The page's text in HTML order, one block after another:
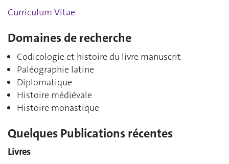
Curriculum Vitae
Domaines de recherche
Codicologie et histoire du livre manuscrit
Paléographie latine
Diplomatique
Histoire médiévale
Histoire monastique
Quelques Publications récentes
Livres